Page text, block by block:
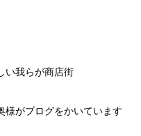
い我らが商店街
がブログをかいています